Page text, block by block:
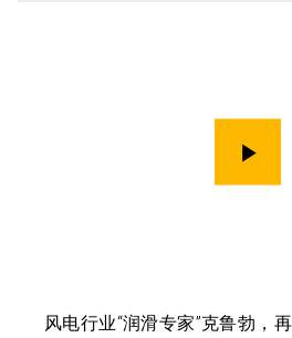
风电行业“润滑专家”克鲁勃，